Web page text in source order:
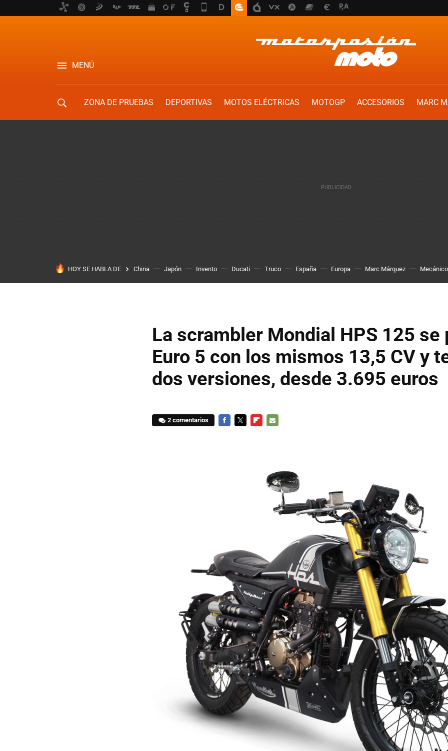
MENÚ
ZONA DE PRUEBAS DEPORTIVAS MOTOS ELÉCTRICAS MOTOGP ACCESORIOS
MARC
HOY SE HABLA DE China Japón Invento Ducati Truco España Europa Marc Márquez Mecánico
La scrambler Mondial HPS 125 se
Euro 5 con los mismos 13,5 CV y
dos versiones, desde 3.695 euros
2 comentarios